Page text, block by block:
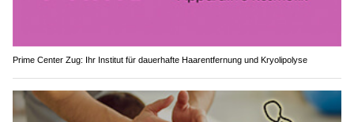
Prime Center Zug: Ihr Institut für dauerhafte Haarentfernung und Kryolipolyse